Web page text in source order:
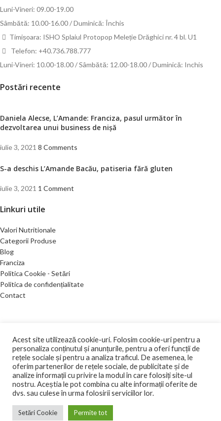
Luni-Vineri: 09.00-19.00
Sâmbătă: 10.00-16.00 / Duminică: Închis
Timișoara: ISHO Splaiul Protopop Meleție Drăghici nr. 4 bl. U1
Telefon: +40.736.788.777
Luni-Vineri: 10.00-18.00 / Sâmbătă: 12.00-18.00 / Duminică: Inchis
Postări recente
Daniela Alecse, L’Amande: Franciza, pasul următor în
dezvoltarea unui business de nișă
iulie 3, 2021 8 Comments
S-a deschis L’Amande Bacău, patiseria fără gluten
iulie 3, 2021 1 Comment
Linkuri utile
Valori Nutritionale
Categorii Produse
Blog
Franciza
Politica Cookie - Setări
Politica de confidențialitate
Contact
CIF: RO15704713
2021 Toate drepturile rezervate. ANPC |SOL
Ingeniously developed and sustained byEdy Creative.ro
Magazin
WhatsApp
Acest site utilizează cookie-uri. Folosim cookie-uri pentru a
personaliza conținutul și anunțurile, pentru a oferi funcții de
rețele sociale și pentru a analiza traficul. De asemenea, le
oferim partenerilor de rețele sociale, de publicitate și de
analize informații cu privire la modul în care folosiți site-ul
nostru. Aceștia le pot combina cu alte informații oferite de
dvs. sau culese în urma folosirii serviciilor lor.
Setări Cookie Permite tot